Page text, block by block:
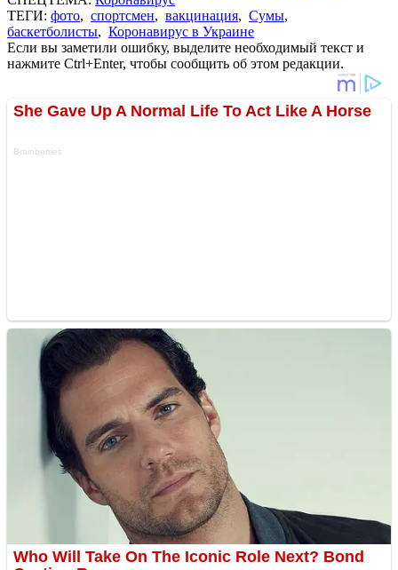
ТЕГИ: фото, спортсмен, вакцинация, Сумы,
баскетболисты, Коронавирус в Украине
Если вы заметили ошибку, выделите необходимый текст и
нажмите Ctrl+Enter, чтобы сообщить об этом редакции.